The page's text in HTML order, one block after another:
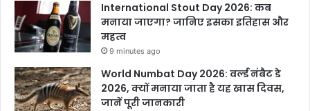
International Stout Day 2026: कब
मनाया जाएगा? जानिए इसका इतिहास और
महत्व
9 minutes ago
World Numbat Day 2026: वर्ल्ड नंबैट डे
2026, क्यों मनाया जाता है यह खास दिवस,
जानें पूरी जानकारी